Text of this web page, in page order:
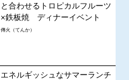
と合わせるトロピカルフルーツ
×鉄板焼 ディナーイベント
傳火（てんか）
エネルギッシュなサマーランチ